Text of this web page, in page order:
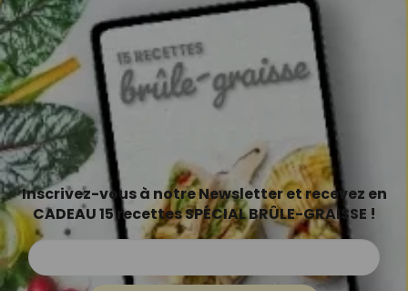
Inscrivez-vous à notre Newsletter et recevez en
CADEAU 15 recettes SPÉCIAL BRÛLE-GRAISSE !